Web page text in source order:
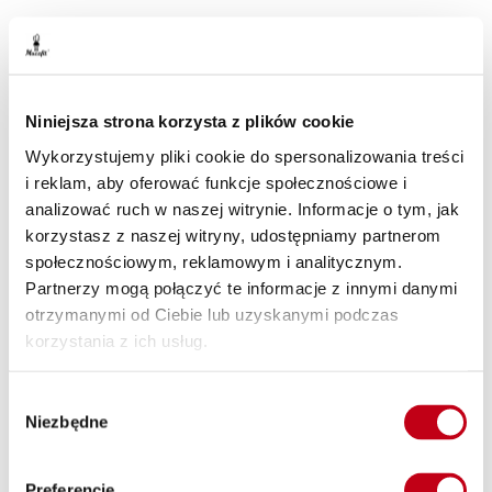
Niniejsza strona korzysta z plików cookie
Wykorzystujemy pliki cookie do spersonalizowania treści
i reklam, aby oferować funkcje społecznościowe i
analizować ruch w naszej witrynie. Informacje o tym, jak
korzystasz z naszej witryny, udostępniamy partnerom
społecznościowym, reklamowym i analitycznym.
Partnerzy mogą połączyć te informacje z innymi danymi
otrzymanymi od Ciebie lub uzyskanymi podczas
korzystania z ich usług.
zgody
Niezbędne
z dostawą do biura dotrze wszędzie. Zdrowa dieta w pracy
jest równie ważna, co w domu. Odpowiednio skomponowane
posiłki wpływają na lepszą koncentrację i efektywność w ciągu
dnia. Dzięki naszym boxom, z łatwością wprowadzisz zdrowe
nawyki żywieniowe do swojego życia.
przygodę z aktywnością fizyczną? Nasza zbilansowana dieta
dobranej kaloryczności i składnikom smaczne posiłki